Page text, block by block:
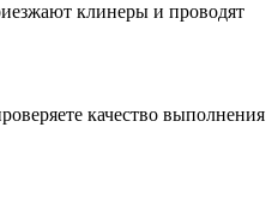
клинеры и проводят
качество выполнения